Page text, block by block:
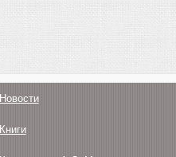
Новости
Книги